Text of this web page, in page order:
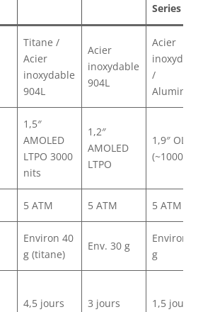
Series 10)
Titane /
Acier
inoxydable
904L
Acier
inoxydable
904L
Acier
inoxydable
/
Aluminium
1,5″
AMOLED
LTPO 3000
nits
1,2″
AMOLED
LTPO
1,9″ OLED
(~1000 nits)
5 ATM 5 ATM 5 ATM
Environ 40
g (titane)
Env. 30 g
Environ 40
g
4,5 jours 3 jours 1,5 jour